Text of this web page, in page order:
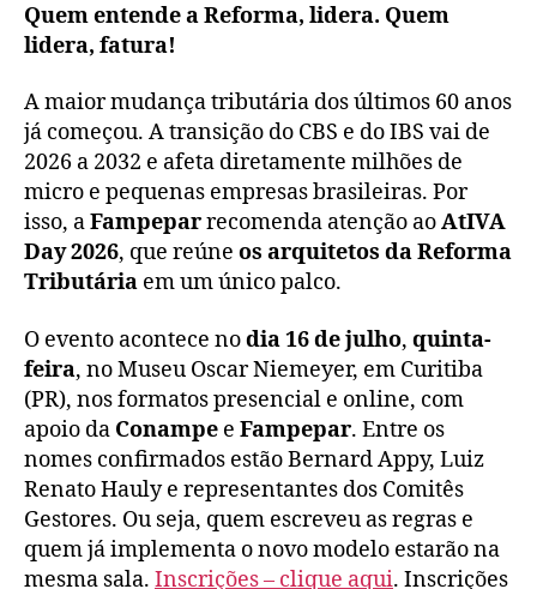
Quem entende a Reforma, lidera. Quem
lidera, fatura!
A maior mudança tributária dos últimos 60 anos
já começou. A transição do CBS e do IBS vai de
2026 a 2032 e afeta diretamente milhões de
micro e pequenas empresas brasileiras. Por
isso, aFampeparrecomenda atenção aoAtIVA
Day 2026, que reúne os arquitetos da Reforma
Tributária em um único palco.
O evento acontece nodia 16 de julho, quinta-
feira, no Museu Oscar Niemeyer, em Curitiba
(PR), nos formatos presencial e online, com
apoio da Conampe e Fampepar. Entre os
nomes confirmados estão Bernard Appy, Luiz
Renato Hauly e representantes dos Comitês
Gestores. Ou seja, quem escreveu as regras e
quem já implementa o novo modelo estarão na
mesma sala. Inscrições – clique aqui. Inscrições